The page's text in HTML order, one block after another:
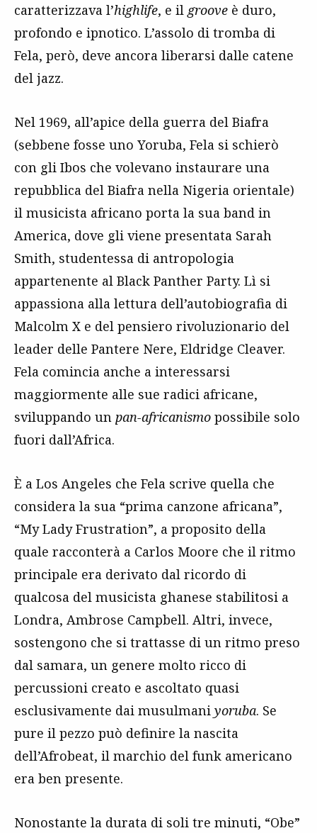
caratterizzava l’highlife, e il groove è duro,
profondo e ipnotico. L’assolo di tromba di
Fela, però, deve ancora liberarsi dalle catene
del jazz.
Nel 1969, all’apice della guerra del Biafra
(sebbene fosse uno Yoruba, Fela si schierò
con gli Ibos che volevano instaurare una
repubblica del Biafra nella Nigeria orientale)
il musicista africano porta la sua band in
America, dove gli viene presentata Sarah
Smith, studentessa di antropologia
appartenente al Black Panther Party. Lì si
appassiona alla lettura dell’autobiografia di
Malcolm X e del pensiero rivoluzionario del
leader delle Pantere Nere, Eldridge Cleaver.
Fela comincia anche a interessarsi
maggiormente alle sue radici africane,
sviluppando un pan-africanismo possibile solo
fuori dall’Africa.
È a Los Angeles che Fela scrive quella che
considera la sua “prima canzone africana”,
“My Lady Frustration”, a proposito della
quale racconterà a Carlos Moore che il ritmo
principale era derivato dal ricordo di
qualcosa del musicista ghanese stabilitosi a
Londra, Ambrose Campbell. Altri, invece,
sostengono che si trattasse di un ritmo preso
dal samara, un genere molto ricco di
percussioni creato e ascoltato quasi
esclusivamente dai musulmani yoruba. Se
pure il pezzo può definire la nascita
dell’Afrobeat, il marchio del funk americano
era ben presente.
Nonostante la durata di soli tre minuti, “Obe”